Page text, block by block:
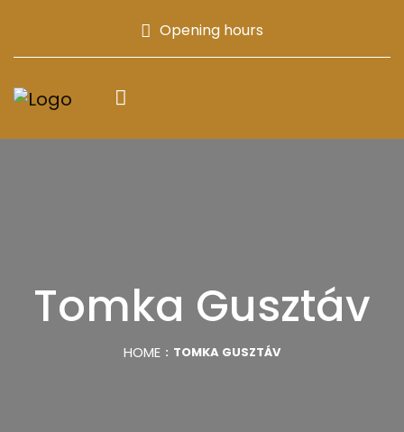
Opening hours
Tomka Gusztáv
HOME TOMKA GUSZTÁV